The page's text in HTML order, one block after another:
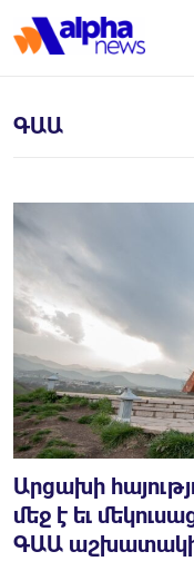
ԳԱԱ
Արցախի
մեջ է եւ
ԳԱԱ